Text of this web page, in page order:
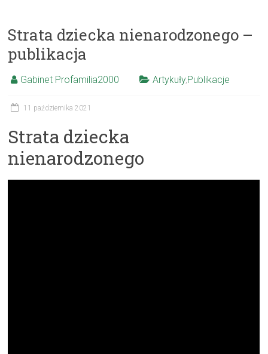
Strata dziecka nienarodzonego –
publikacja
Gabinet Profamilia2000 Artykuły,Publikacje
11 października 2021
Strata dziecka
nienarodzonego